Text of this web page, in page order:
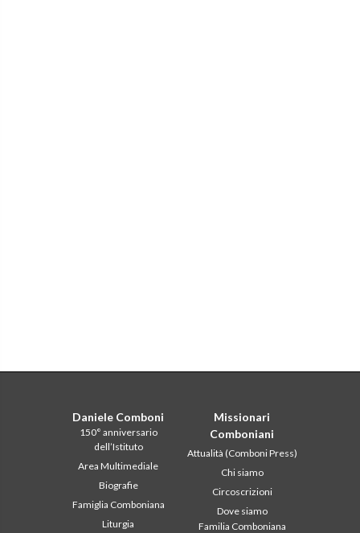
Daniele Comboni
150° anniversario
dell’Istituto
Area Multimediale
Biografie
Famiglia Comboniana
Liturgia
Missionari
Comboniani
Attualità (Comboni Press)
Chi siamo
Circoscrizioni
Dove siamo
Familia Comboniana